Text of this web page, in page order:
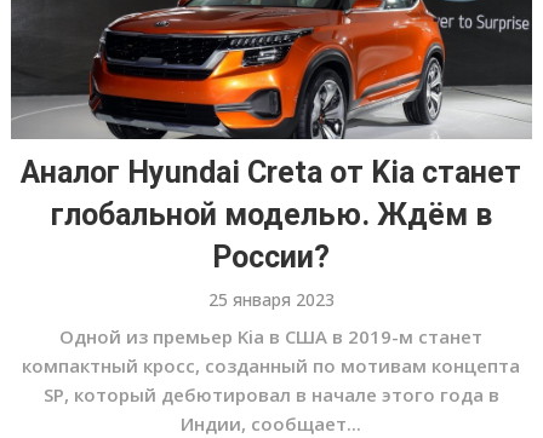
Аналог Hyundai Creta от Kia станет
глобальной моделью. Ждём в
России?
25 января 2023
Одной из премьер Kia в США в 2019-м станет
компактный кросс, созданный по мотивам концепта
SP, который дебютировал в начале этого года в
Индии, сообщает...